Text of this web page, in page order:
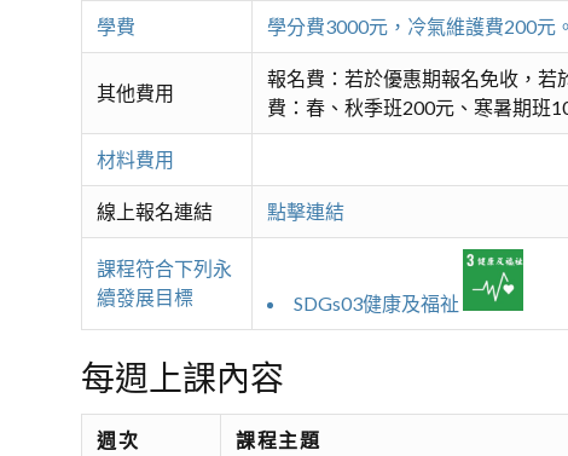
學費 學分費3000元，冷氣維護費200元
其他費用
報名費：若於優惠期報名免收，若
費：春、秋季班200元、寒暑期班
材料費用
線上報名連結 點擊連結
課程符合下列永
續發展目標
SDGs03健康及福祉
每週上課內容
週次 課程主題